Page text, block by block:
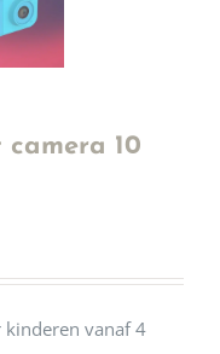
10
kinderen vanaf 4